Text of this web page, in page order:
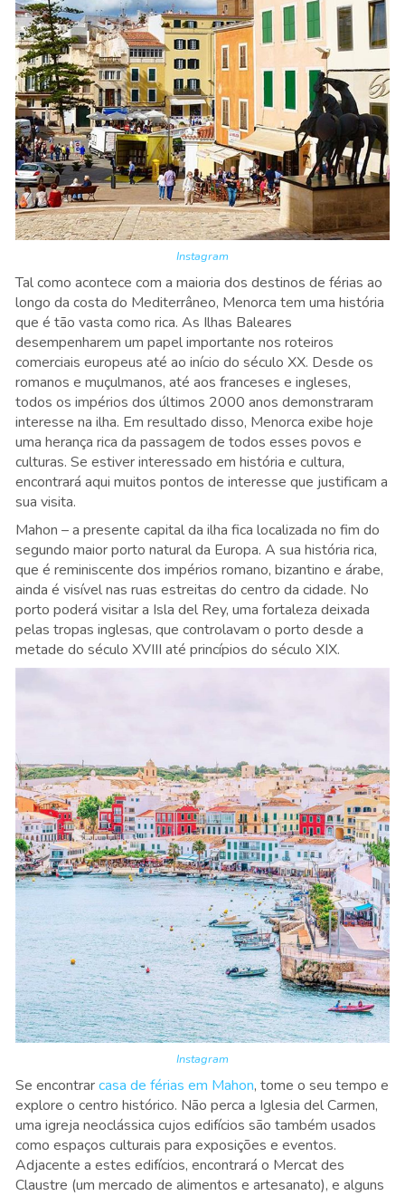
Instagram
Tal como acontece com a maioria dos destinos de férias ao
longo da costa do Mediterrâneo, Menorca tem uma história
que é tão vasta como rica. As Ilhas Baleares
desempenharem um papel importante nos roteiros
comerciais europeus até ao início do século XX. Desde os
romanos e muçulmanos, até aos franceses e ingleses,
todos os impérios dos últimos 2000 anos demonstraram
interesse na ilha. Em resultado disso, Menorca exibe hoje
uma herança rica da passagem de todos esses povos e
culturas. Se estiver interessado em história e cultura,
encontrará aqui muitos pontos de interesse que justificam a
sua visita.
Mahon – a presente capital da ilha fica localizada no fim do
segundo maior porto natural da Europa. A sua história rica,
que é reminiscente dos impérios romano, bizantino e árabe,
ainda é visível nas ruas estreitas do centro da cidade. No
porto poderá visitar a Isla del Rey, uma fortaleza deixada
pelas tropas inglesas, que controlavam o porto desde a
metade do século XVIII até princípios do século XIX.
Instagram
Se encontrarcasa de férias em Mahon, tome o seu tempo e
explore o centro histórico. Não perca a Iglesia del Carmen,
uma igreja neoclássica cujos edifícios são também usados
como espaços culturais para exposições e eventos.
Adjacente a estes edifícios, encontrará o Mercat des
Claustre (um mercado de alimentos e artesanato), e alguns